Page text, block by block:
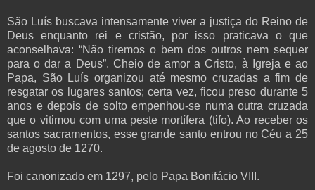
São Luís buscava intensamente viver a justiça do Reino de
Deus enquanto rei e cristão, por isso praticava o que
aconselhava: “Não tiremos o bem dos outros nem sequer
para o dar a Deus”. Cheio de amor a Cristo, à Igreja e ao
Papa, São Luís organizou até mesmo cruzadas a fim de
resgatar os lugares santos; certa vez, ficou preso durante 5
anos e depois de solto empenhou-se numa outra cruzada
que o vitimou com uma peste mortífera (tifo). Ao receber os
santos sacramentos, esse grande santo entrou no Céu a 25
de agosto de 1270.
Foi canonizado em 1297, pelo Papa Bonifácio VIII.